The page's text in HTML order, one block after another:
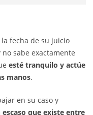
fecha de su juicio
sabe exactamente
esté tranquilo y actúe
manos.
en su caso y
que existe entre